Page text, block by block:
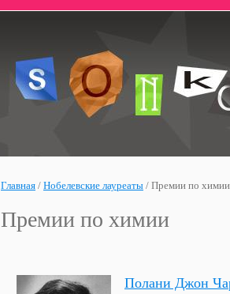
Главная / Нобелевские лауреаты / Премии по химии
Премии по химии
Полани Джон